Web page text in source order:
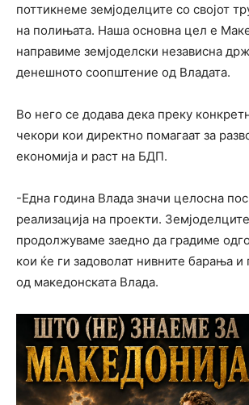
поттикнеме земјоделците со својот
на полињата. Наша основна цел е
направиме земјоделски независна
денешното соопштение од Владата.
Во него се додава дека преку
чекори кои директно помагаат за
економија и раст на БДП.
-Една година Влада значи целосна
реализација на проекти.
продолжуваме заедно да градиме
кои ќе ги задоволат нивните барања и
од македонската Влада.